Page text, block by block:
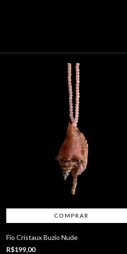
Fio Cristaux Buzio Nude
R$199,00